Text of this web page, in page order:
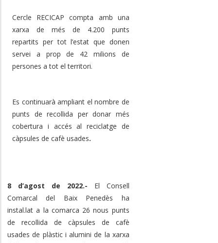
Cercle RECICAP compta amb una
xarxa de més de 4.200 punts
repartits per tot l’estat que donen
servei a prop de 42 milions de
persones a tot el territori.
Es continuarà ampliant el nombre de
punts de recollida per donar més
cobertura i accés al reciclatge de
càpsules de cafè usades.
8 d’agost de 2022.- El Consell
Comarcal del Baix Penedès ha
instal.lat a la comarca 26 nous punts
de recollida de càpsules de cafè
usades de plàstic i alumini de la xarxa